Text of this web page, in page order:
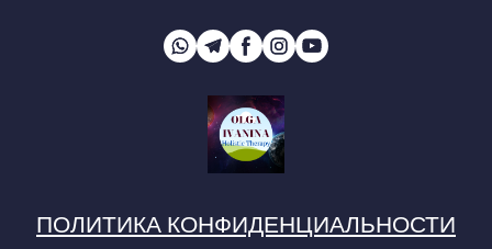
ПОЛИТИКА КОНФИДЕНЦИАЛЬНОСТИ